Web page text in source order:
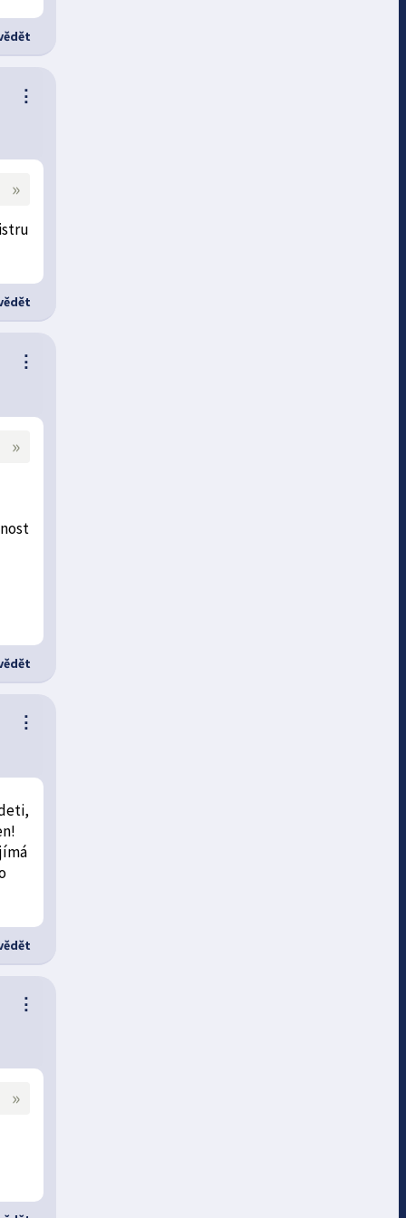
⋮
»
⋮
»
⋮
⋮
»